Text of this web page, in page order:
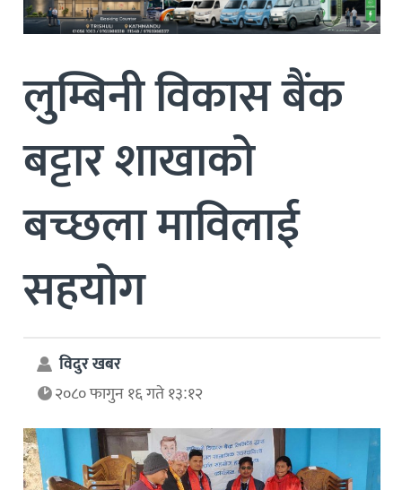
लुम्बिनी विकास बैंक
बट्टार शाखाको
बच्छला माविलाई
सहयोग
विदुर खबर
२०८० फागुन १६ गते १३:१२